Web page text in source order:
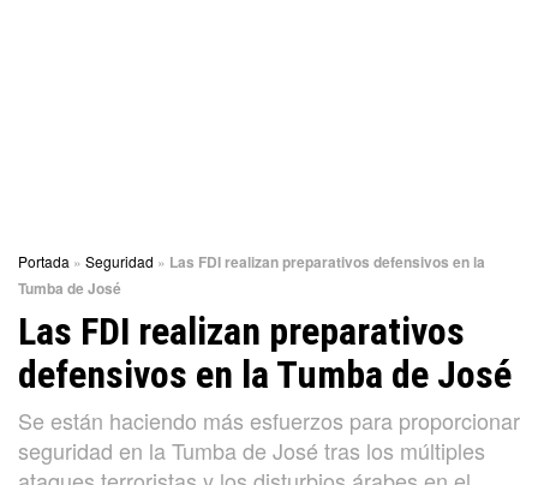
Portada » Seguridad » Las FDI realizan preparativos defensivos en la
Tumba de José
Las FDI realizan preparativos
defensivos en la Tumba de José
Se están haciendo más esfuerzos para proporcionar
seguridad en la Tumba de José tras los múltiples